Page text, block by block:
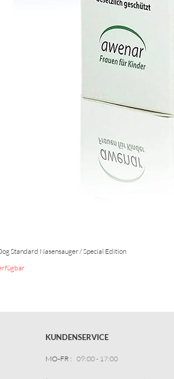
Standard Nasensauger / Special Edition
KUNDENSERVICE
MO-FR : 09:00 - 17:00